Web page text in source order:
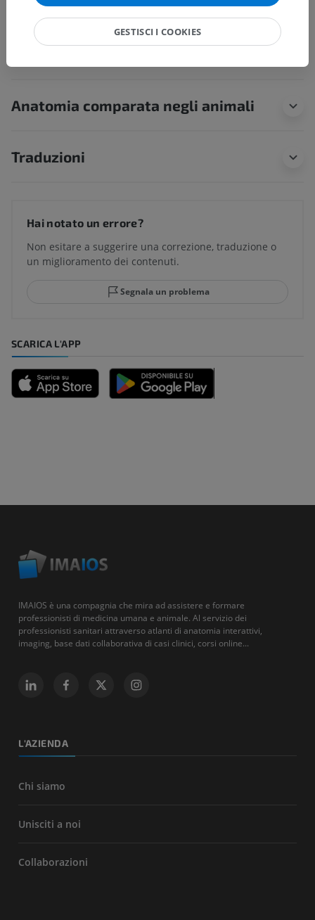
Anatomia umana 1
Anatomia comparata negli animali
Traduzioni
Hai notato un errore?
Non esitare a suggerire una correzione, traduzione o
un miglioramento dei contenuti.
Segnala un problema
SCARICA L'APP
IMAIOS è una compagnia che mira ad assistere e formare
professionisti di medicina umana e animale. Al servizio dei
professionisti sanitari attraverso atlanti di anatomia interattivi,
imaging, base dati collaborativa di casi clinici, corsi online...
L'AZIENDA
Chi siamo
Unisciti a noi
Collaborazioni
GESTISCI I COOKIES